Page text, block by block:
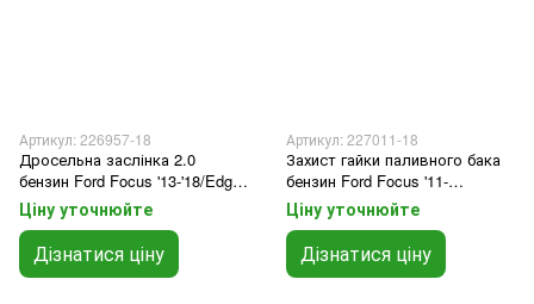
Артикул: 226957-18
Дросельна заслінка 2.0
бензин Ford Focus '13-'18/Edge
'15-'19/Escape '13-'19/Ecosport
'17-'22/Fusion '13-'18/ 2.3
Explorer '15-'19
Ціну уточнюйте
Дізнатися ціну
Артикул: 227011-18
Захист гайки паливного бака
бензин Ford Focus '11-
'18/Escape '20-'25/Ecosport '18-
'22
Ціну уточнюйте
Дізнатися ціну